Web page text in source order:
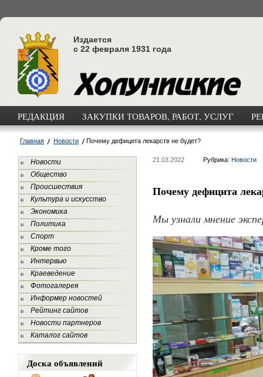
Издается
с 22 февраля 1931 года
РЕДАКЦИЯ ЗАКУПКИ ТОВАРОВ, РАБОТ, УСЛУГ
Главная Новости Почему дефицита лекарств не будет?
Новости
Общество
Происшествия
Культура и искусство
Экономика
Политика
Спорт
Кроме того
Интервью
Краеведение
Фотогалерея
Информер новостей
Рейтинг сайтов
Новости партнеров
Каталог сайтов
Доска объявлений
21.03.2022 Рубрика: Новости
Почему дефицита
Мы узнали мнение